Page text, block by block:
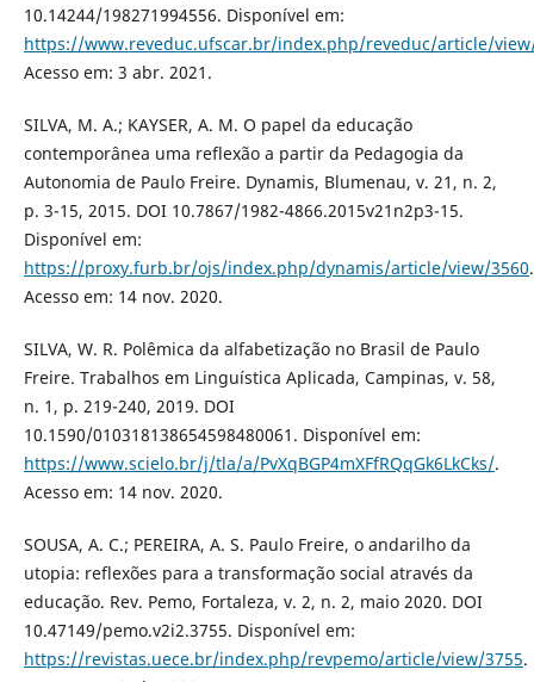
10.14244/198271994556. Disponível em:
https://www.reveduc.ufscar.br/index.php/reveduc/article/
Acesso em: 3 abr. 2021.
SILVA, M. A.; KAYSER, A. M. O papel da educação
contemporânea uma reflexão a partir da Pedagogia da
Autonomia de Paulo Freire. Dynamis, Blumenau, v. 21, n. 2,
p. 3-15, 2015. DOI 10.7867/1982-4866.2015v21n2p3-15.
Disponível em:
https://proxy.furb.br/ojs/index.php/dynamis/article/view/3560.
Acesso em: 14 nov. 2020.
SILVA, W. R. Polêmica da alfabetização no Brasil de Paulo
Freire. Trabalhos em Linguística Aplicada, Campinas, v. 58,
n. 1, p. 219-240, 2019. DOI
10.1590/010318138654598480061. Disponível em:
https://www.scielo.br/j/tla/a/PvXqBGP4mXFfRQqGk6LkCks/.
Acesso em: 14 nov. 2020.
SOUSA, A. C.; PEREIRA, A. S. Paulo Freire, o andarilho da
utopia: reflexões para a transformação social através da
educação. Rev. Pemo, Fortaleza, v. 2, n. 2, maio 2020. DOI
10.47149/pemo.v2i2.3755. Disponível em:
https://revistas.uece.br/index.php/revpemo/article/view/3755.